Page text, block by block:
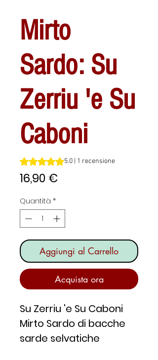
Mirto
Sardo: Su
Zerriu 'e Su
Caboni
Sulla base di 1 recensione, la
5.0 | 1 recensione
16,90 €
Quantità *
Aggiungi al Carrello
Acquista ora
Su Zerriu 'e Su Caboni
Mirto Sardo di bacche
sarde selvatiche